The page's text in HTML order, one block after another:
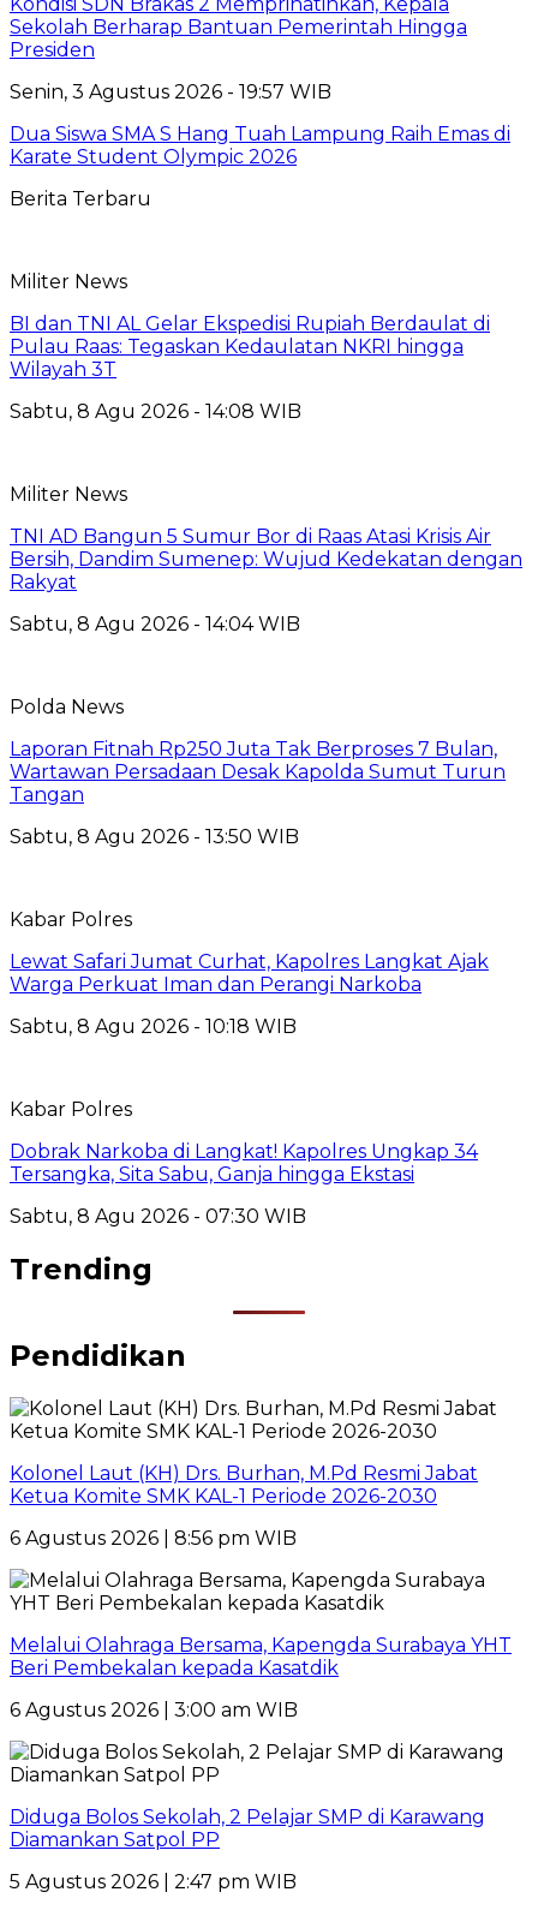
Kondisi SDN Brakas 2 Memprihatinkan, Kepala
Sekolah Berharap Bantuan Pemerintah Hingga
Presiden
Senin, 3 Agustus 2026 - 19:57 WIB
Dua Siswa SMA S Hang Tuah Lampung Raih Emas di
Karate Student Olympic 2026
Berita Terbaru
Militer News
BI dan TNI AL Gelar Ekspedisi Rupiah Berdaulat di
Pulau Raas: Tegaskan Kedaulatan NKRI hingga
Wilayah 3T
Sabtu, 8 Agu 2026 - 14:08 WIB
Militer News
TNI AD Bangun 5 Sumur Bor di Raas Atasi Krisis Air
Bersih, Dandim Sumenep: Wujud Kedekatan dengan
Rakyat
Sabtu, 8 Agu 2026 - 14:04 WIB
Polda News
Laporan Fitnah Rp250 Juta Tak Berproses 7 Bulan,
Wartawan Persadaan Desak Kapolda Sumut Turun
Tangan
Sabtu, 8 Agu 2026 - 13:50 WIB
Kabar Polres
Lewat Safari Jumat Curhat, Kapolres Langkat Ajak
Warga Perkuat Iman dan Perangi Narkoba
Sabtu, 8 Agu 2026 - 10:18 WIB
Kabar Polres
Dobrak Narkoba di Langkat! Kapolres Ungkap 34
Tersangka, Sita Sabu, Ganja hingga Ekstasi
Sabtu, 8 Agu 2026 - 07:30 WIB
Trending
Pendidikan
Kolonel Laut (KH) Drs. Burhan, M.Pd Resmi Jabat
Ketua Komite SMK KAL-1 Periode 2026-2030
6 Agustus 2026 | 8:56 pm WIB
Melalui Olahraga Bersama, Kapengda Surabaya YHT
Beri Pembekalan kepada Kasatdik
6 Agustus 2026 | 3:00 am WIB
Diduga Bolos Sekolah, 2 Pelajar SMP di Karawang
Diamankan Satpol PP
5 Agustus 2026 | 2:47 pm WIB